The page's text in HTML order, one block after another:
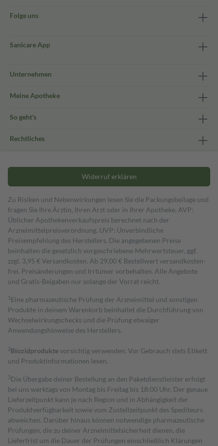
Folge uns
Sanicare App
Unternehmen
Meine Apotheke
So geht's
Rechtliches
Widerruf erklären
Zu Risiken und Nebenwirkungen lesen Sie die Packungsbeilage und
fragen Sie Ihre Ärztin, Ihren Arzt oder in Ihrer Apotheke. AVP:
Üblicher Apothekenverkaufspreis berechnet nach der
Arzneimittelpreisverordnung. UVP: Unverbindliche
Preisempfehlung des Herstellers. Die angegebenen Preise
beinhalten die gesetzlich vorgeschriebene Mehrwertsteuer, ggf.
zzgl. 3,95 € Versandkosten. Ab 29,00 € Bestell­wert versand­kosten­
frei. Preisänderungen und Irrtümer vorbehalten. Alle Angebote
und Gratis-Beigaben nur solange der Vorrat reicht.
1 Eine pharmazeutische Prüfung der Arzneimittel und sonstigen
Produkte in deinem Warenkorb beinhaltet die Durchführung von
Wechselwirkungschecks und die Prüfung etwaiger
Anwendungshinweise des Herstellers.
2Biozidproduktevorsichtig verwenden. Vor Gebrauch stets Etikett
und Produktinformationen lesen.
3Die Übergabe deiner Bestellung an den Paketdienstleister erfolgt
bei uns werktags von Montag bis Freitag bis 18:00 Uhr. Der genaue
Lieferzeitpunkt kann je nach Region und in Abhängigkeit der
Produktverfügbarkeit sowie vom Zustellzeitpunkt des Spediteurs
abweichen. Darüber hinaus können notwendige pharmazeutische
Prüfungen, die zu deiner Arzneimittelsicherheit dienen, die
Lieferfrist um die Dauer der Prüfungen einschließlich Klärungen